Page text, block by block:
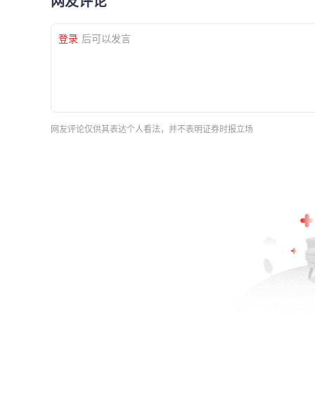
登录 后可以发言
网友评论仅供其表达个人看法，并不表明证券时报立场